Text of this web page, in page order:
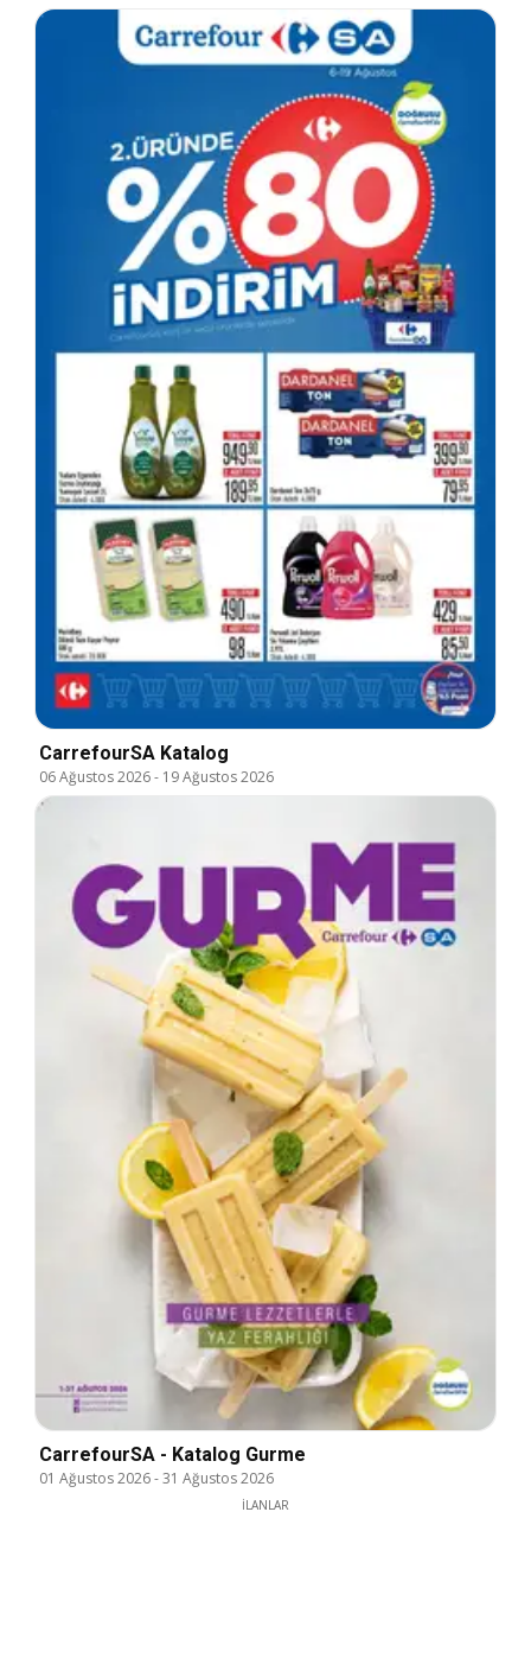
CarrefourSA Katalog
06 Ağustos 2026- 19 Ağustos 2026
CarrefourSA - Katalog Gurme
01 Ağustos 2026-31 Ağustos 2026
İLANLAR